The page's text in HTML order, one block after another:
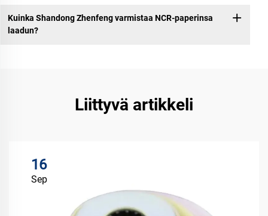
Kuinka Shandong Zhenfeng varmistaa NCR-paperinsa
laadun?
Liittyvä artikkeli
16
Sep